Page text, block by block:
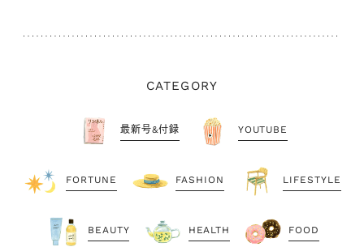
CATEGORY
最新号&付録 YOUTUBE
FORTUNE FASHION LIFESTYLE
BEAUTY HEALTH FOOD